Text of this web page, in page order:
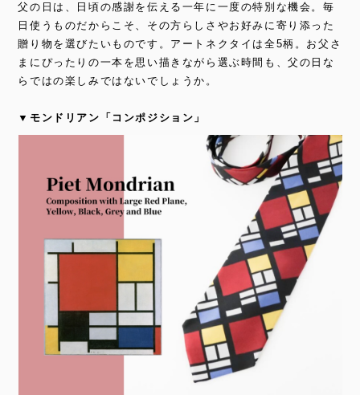
父の日は、日頃の感謝を伝える一年に一度の特別な機会。毎
日使うものだからこそ、その方らしさやお好みに寄り添った
贈り物を選びたいものです。アートネクタイは全5柄。お父さ
まにぴったりの一本を思い描きながら選ぶ時間も、父の日な
らではの楽しみではないでしょうか。
▼モンドリアン「コンポジション」